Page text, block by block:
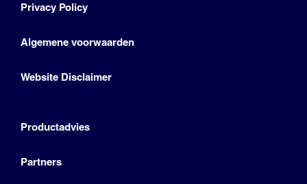
Privacy Policy
Algemene voorwaarden
Website Disclaimer
Productadvies
Partners